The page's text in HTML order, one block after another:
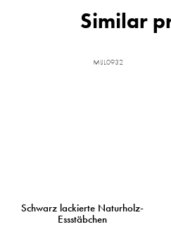
Schwarz lackierte Naturholz-
Essstäbchen
MIJL0932